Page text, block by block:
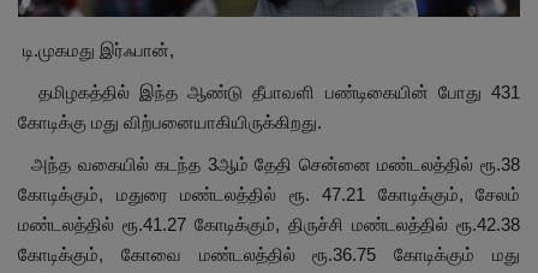
விளையாட்டு
கிரைம்
டி.முகமது இர்ஃபான்,
தமிழகத்தில் இந்த ஆண்டு தீபாவளி பண்டிகையின் போது 431
கோடிக்கு மது விற்பனையாகியிருக்கிறது.
அந்த வகையில் கடந்த 3ஆம் தேதி சென்னை மண்டலத்தில் ரூ.38
கோடிக்கும், மதுரை மண்டலத்தில் ரூ. 47.21 கோடிக்கும், சேலம்
மண்டலத்தில் ரூ.41.27 கோடிக்கும், திருச்சி மண்டலத்தில் ரூ.42.38
கோடிக்கும், கோவை மண்டலத்தில் ரூ.36.75 கோடிக்கும் மது